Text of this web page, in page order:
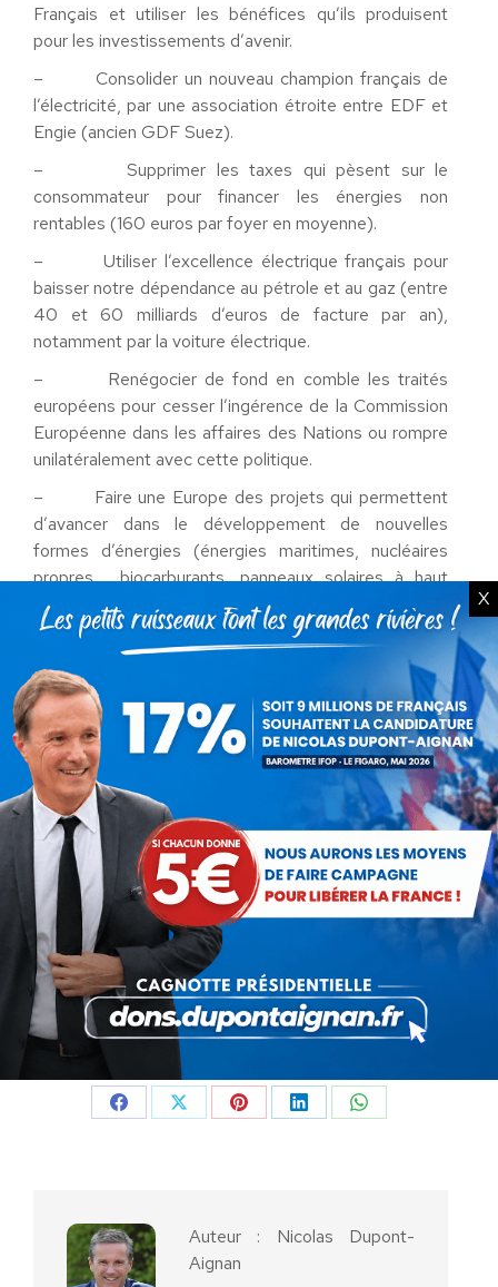
Français et utiliser les bénéfices qu’ils produisent
pour les investissements d’avenir.
– Consolider un nouveau champion français de
l’électricité, par une association étroite entre EDF et
Engie (ancien GDF Suez).
– Supprimer les taxes qui pèsent sur le
consommateur pour financer les énergies non
rentables (160 euros par foyer en moyenne).
– Utiliser l’excellence électrique français pour
baisser notre dépendance au pétrole et au gaz (entre
40 et 60 milliards d’euros de facture par an),
notamment par la voiture électrique.
– Renégocier de fond en comble les traités
européens pour cesser l’ingérence de la Commission
Européenne dans les affaires des Nations ou rompre
unilatéralement avec cette politique.
– Faire une Europe des projets qui permettent
d’avancer dans le développement de nouvelles
formes d’énergies (énergies maritimes, nucléaires
propres, biocarburants, panneaux solaires à haut
rendement, filières hydrogènes etc.)
Retrouvez la tribune de NDA dans Marianne
Nicolas Dupont-Aignan
Député de l’Essonne
Président de Debout la France
Candidat à l’élection présidentielle
Catégorie :Actualités Par
17 novembre 2016
Partager cet article
PartagerPartagerPartagerPartagerPartager
Auteur : Nicolas Dupont-
Aignan
X